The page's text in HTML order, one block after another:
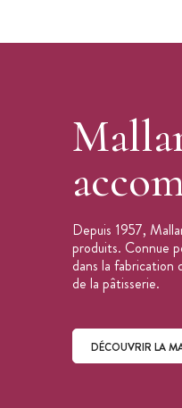
Depuis 1957,
produits. Connue
dans la fabrication
de la pâtisserie.
DÉCOUVRIR LA